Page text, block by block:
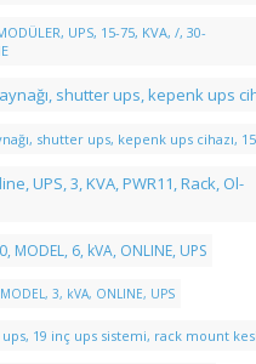
UPS, 15-75, KVA, /, 30-
shutter ups, kepenk ups
shutter ups, kepenk ups cihazı,
UPS, 3, KVA, PWR11, Rack, Ol-
MODEL, 6, kVA, ONLINE, UPS
3, kVA, ONLINE, UPS
19 inç ups sistemi, rack mount